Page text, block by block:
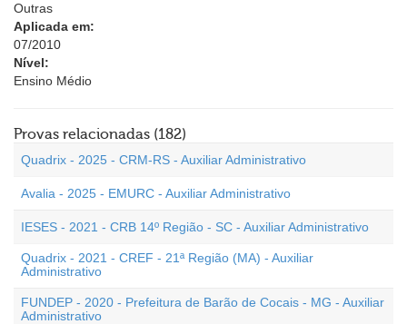
Outras
Aplicada em:
07/2010
Nível:
Ensino Médio
Provas relacionadas (182)
Quadrix - 2025 - CRM-RS - Auxiliar Administrativo
Avalia - 2025 - EMURC - Auxiliar Administrativo
IESES - 2021 - CRB 14º Região - SC - Auxiliar Administrativo
Quadrix - 2021 - CREF - 21ª Região (MA) - Auxiliar
Administrativo
FUNDEP - 2020 - Prefeitura de Barão de Cocais - MG - Auxiliar
Administrativo